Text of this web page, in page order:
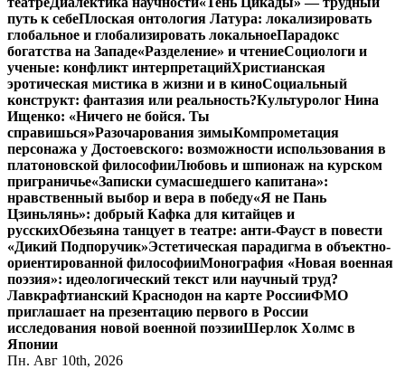
путь к себеПлоская онтология Латура: локализировать
глобальное и глобализировать локальноеПарадокс
богатства на Западе«Разделение» и чтениеСоциологи и
ученые: конфликт интерпретацийХристианская
эротическая мистика в жизни и в киноСоциальный
конструкт: фантазия или реальность?Культуролог Нина
Ищенко: «Ничего не бойся. Ты
справишься»Разочарования зимыКомпрометация
персонажа у Достоевского: возможности использования в
платоновской философииЛюбовь и шпионаж на курском
приграничье«Записки сумасшедшего капитана»:
нравственный выбор и вера в победу«Я не Пань
Цзиньлянь»: добрый Кафка для китайцев и
русскихОбезьяна танцует в театре: анти-Фауст в повести
«Дикий Подпоручик»Эстетическая парадигма в объектно-
ориентированной философииМонография «Новая военная
поэзия»: идеологический текст или научный труд?
Лавкрафтианский Краснодон на карте РоссииФМО
приглашает на презентацию первого в России
исследования новой военной поэзииШерлок Холмс в
Японии
Пн. Авг 10th, 2026